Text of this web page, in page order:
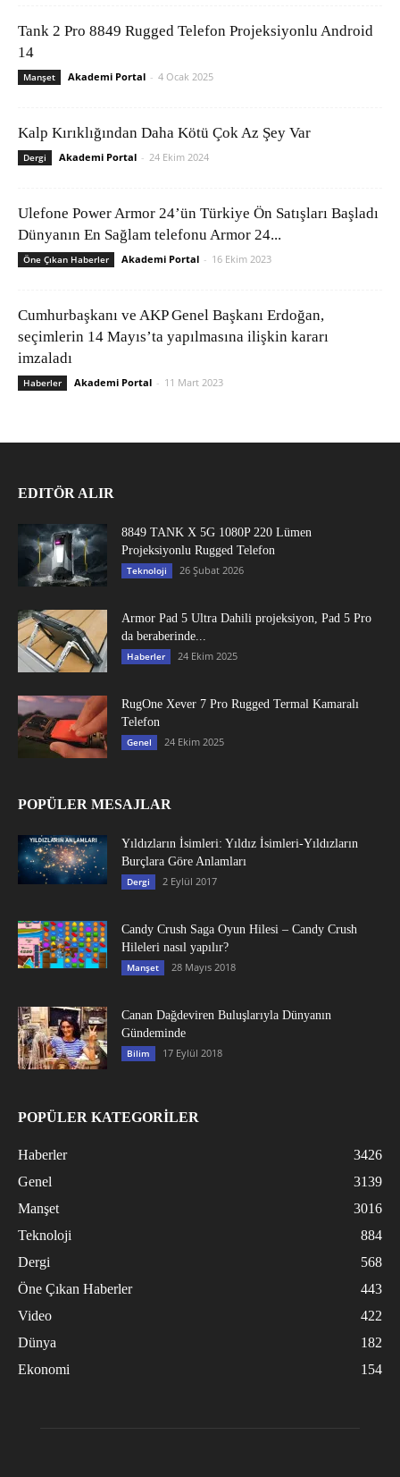
Tank 2 Pro 8849 Rugged Telefon Projeksiyonlu Android
14
Manşet Akademi Portal - 4 Ocak 2025
Kalp Kırıklığından Daha Kötü Çok Az Şey Var
Dergi Akademi Portal - 24 Ekim 2024
Ulefone Power Armor 24’ün Türkiye Ön Satışları Başladı
Dünyanın En Sağlam telefonu Armor 24...
Öne Çıkan Haberler Akademi Portal - 16 Ekim 2023
Cumhurbaşkanı ve AKP Genel Başkanı Erdoğan,
seçimlerin 14 Mayıs’ta yapılmasına ilişkin kararı
imzaladı
Haberler Akademi Portal - 11 Mart 2023
EDITÖR ALIR
8849 TANK X 5G 1080P 220 Lümen
Projeksiyonlu Rugged Telefon
Teknoloji 26 Şubat 2026
Armor Pad 5 Ultra Dahili projeksiyon, Pad 5 Pro
da beraberinde...
Haberler 24 Ekim 2025
RugOne Xever 7 Pro Rugged Termal Kamaralı
Telefon
Genel 24 Ekim 2025
POPÜLER MESAJLAR
Yıldızların İsimleri: Yıldız İsimleri-Yıldızların
Burçlara Göre Anlamları
Dergi 2 Eylül 2017
Candy Crush Saga Oyun Hilesi – Candy Crush
Hileleri nasıl yapılır?
Manşet 28 Mayıs 2018
Canan Dağdeviren Buluşlarıyla Dünyanın
Gündeminde
Bilim 17 Eylül 2018
POPÜLER KATEGORİLER
Haberler
3426
Genel
3139
Manşet
3016
Teknoloji
884
Dergi
568
Öne Çıkan Haberler
443
Video
422
Dünya
182
Ekonomi
154